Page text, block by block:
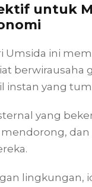
untuk
Umsida ini
berwirausaha
instan yang
yang
dan
lingkungan,